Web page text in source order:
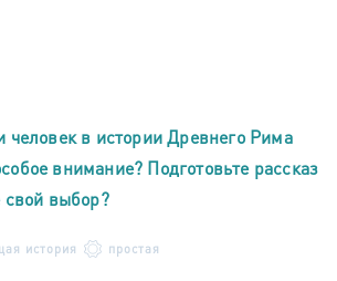
человек в истории Древнего Рима
внимание? Подготовьте рассказ
свой выбор?
история простая